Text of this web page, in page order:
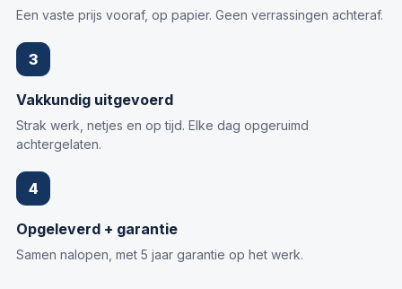
Een vaste prijs vooraf, op papier. Geen verrassingen achteraf.
3
Vakkundig uitgevoerd
Strak werk, netjes en op tijd. Elke dag opgeruimd
achtergelaten.
4
Opgeleverd + garantie
Samen nalopen, met 5 jaar garantie op het werk.